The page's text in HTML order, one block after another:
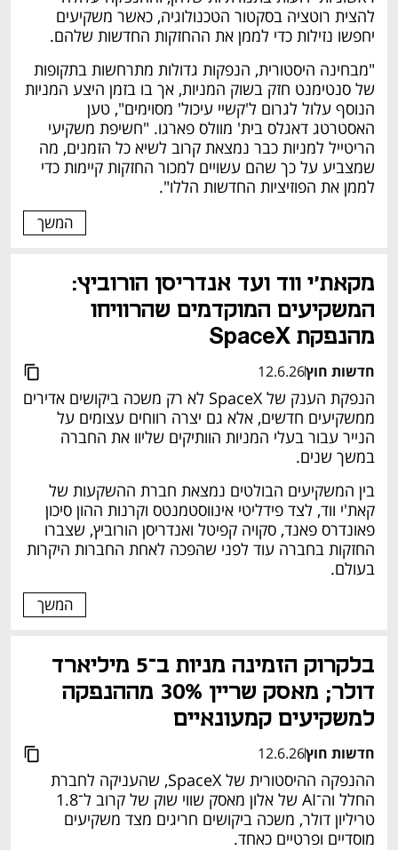
יחפשו נזילות כדי לממן את ההחזקות החדשות שלהם.
"מבחינה היסטורית, הנפקות גדולות מתרחשות בתקופות
של סנטימנט חזק בשוק המניות, אך בו בזמן היצע המניות
הנוסף עלול לגרום ל'קשיי עיכול' מסוימים", טען
לממן את הפוזיציות החדשות הללו".
המשך
המשקיעים המוקדמים שהרוויחו
מהנפקת SpaceX
חדשות חוץ12.6.26
ממשקיעים חדשים, אלא גם יצרה רווחים עצומים על
במשך שנים.
בין המשקיעים הבולטים נמצאת חברת ההשקעות של
קאת'י ווד, לצד פידליטי אינווסטמנטס וקרנות ההון סיכון
החזקות בחברה עוד לפני שהפכה לאחת החברות היקרות
בעולם.
המשך
דולר; מאסק שריין 30% מההנפקה
למשקיעים קמעונאיים
חדשות חוץ12.6.26
ההנפקה ההיסטורית של SpaceX, שהעניקה לחברת
מוסדיים ופרטיים כאחד.